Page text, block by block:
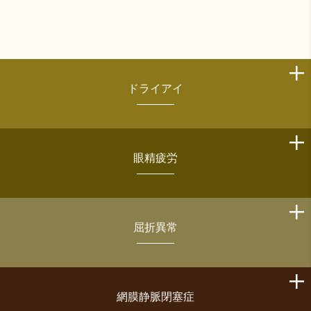
ドライアイ
眼精疲労
屈折異常
網膜静脈閉塞症